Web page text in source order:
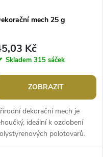
mech 25 g
Kč
Skladem 315 sáček
ZOBRAZIT
dekorační mech je
ideální k ozdobení
polotovarů.
ho i při výrobě věnců,